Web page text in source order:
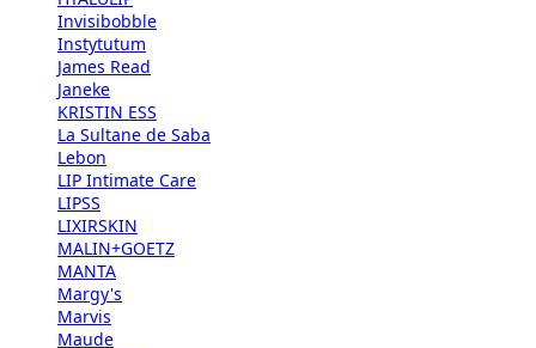
Invisibobble
Instytutum
James Read
Janeke
KRISTIN ESS
La Sultane de Saba
Lebon
LIP Intimate Care
LIPSS
LIXIRSKIN
MALIN+GOETZ
MANTA
Margy's
Marvis
Maude